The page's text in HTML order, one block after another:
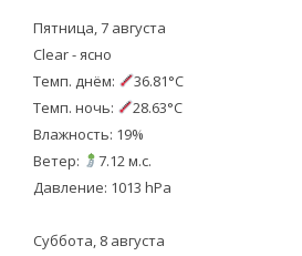
Пятница, 7 августа
Clear - ясно
Темп. днём:
36.81°C
Темп. ночь:
28.63°C
Влажность: 19%
Ветер:
7.12 м.с.
Давление: 1013 hPa
Суббота, 8 августа